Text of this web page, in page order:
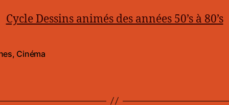
Cycle Dessins animés des années 50’s à 80’s
, Cinéma